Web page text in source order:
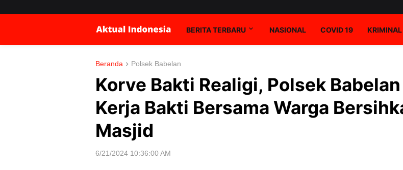
BERITA TERBARU NASIONAL COVID 19 KRIMINAL
Beranda Polsek Babelan
Korve Bakti Realigi, Polsek Babelan
Kerja Bakti Bersama Warga
Masjid
6/21/2024 10:36:00 AM